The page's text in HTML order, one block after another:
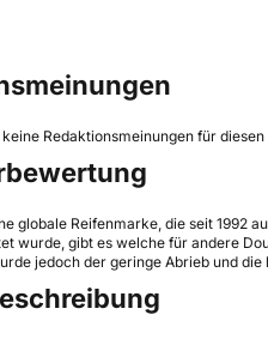
Redaktionsmeinungen für diesen
globale Reifenmarke, die seit 1992
wurde, gibt es welche für andere
jedoch der geringe Abrieb und die